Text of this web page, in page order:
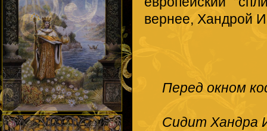
вернее, Хандрой
Перед окном
Сидит Хандра